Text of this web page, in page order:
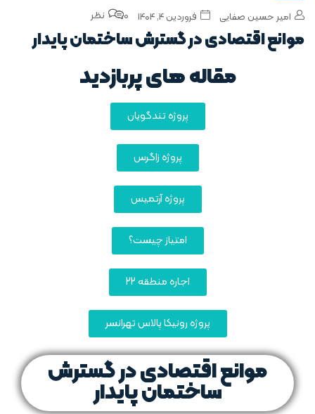
امیر حسین صفایی فروردین ۴, ۱۴۰۴ 0 نظر
موانع اقتصادی در گسترش ساختمان‌ پایدار
مقاله های پربازدید
پروژه تندگویان
پروژه زاگرس
پروژه آرتمیس
امتیاز چیست؟
اجاره منطقه 22
پروژه رونیکا پالاس تهرانسر
موانع اقتصادی در گسترش
ساختمان‌ پایدار